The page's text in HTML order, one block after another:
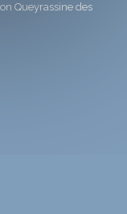
Queyrassine des